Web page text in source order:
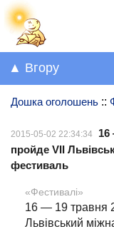
▲ Вгору
Дошка оголошень ::
2015-05-02 22:34:34
16
пройде VII
фестиваль
«Фестивалі»
16 — 19 травня
Львівський